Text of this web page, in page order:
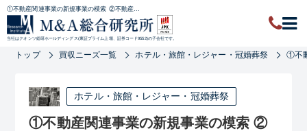
①不動産関連事業の新規事業の模索 ②不動産...
当社はクオンツ総研ホールディングス(東証プライム上場、証券コード9552)の子会社です。
トップ 買収ニーズ一覧 ホテル・旅館・レジャー・冠婚葬祭 ①不
ホテル・旅館・レジャー・冠婚葬祭
①不動産関連事業の新規事業の模索 ②